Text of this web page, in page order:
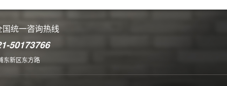
国统一咨询热线
50173766
东新区东方路